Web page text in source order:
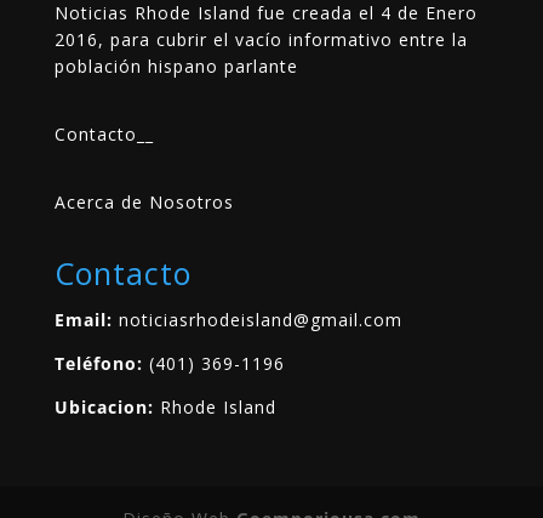
Noticias Rhode Island fue creada el 4 de Enero
2016, para cubrir el vacío informativo entre la
población hispano parlante
Contacto
Acerca de Nosotros
Contacto
Email: noticiasrhodeisland@gmail.com
Teléfono: (401) 369-1196
Ubicacion: Rhode Island